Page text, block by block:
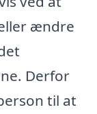
ændre
Derfor
til at